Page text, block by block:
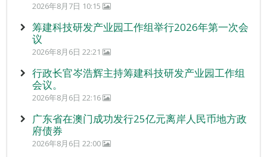
2026年8月7日 10:15
筹建科技研发产业园工作组举行2026年第一次会
议
2026年8月6日 22:21
行政长官岑浩辉主持筹建科技研发产业园工作组
会议。
2026年8月6日 22:16
广东省在澳门成功发行25亿元离岸人民币地方政
府债券
2026年8月6日 22:00